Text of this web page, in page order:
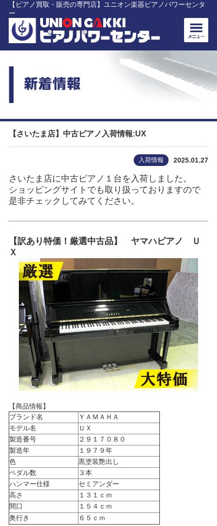
【ピアノ買取・販売の専門店】ユニオン楽器ピアノパワーセンタ
ー
【さいたま店】中古ピアノ入荷情報:UX
入荷情報 2025.01.27
さいたま店に中古ピアノ１台を入荷しました。
ショッピングサイトでも取り扱っておりますので
是非チェックしてみてください。
【訳あり特価！厳選中古品】 ヤマハピアノ Ｕ
Ｘ
【商品情報】
ブランド名
ＹＡＭＡＨＡ
モデル名
ＵＸ
製造番号
２９１７０８０
製造年
１９７９年
色
黒塗装艶出し
ペダル数
３本
ハンマー仕様
セミアンダー
高さ
１３１ｃｍ
間口
１５４ｃｍ
奥行き
６５ｃｍ